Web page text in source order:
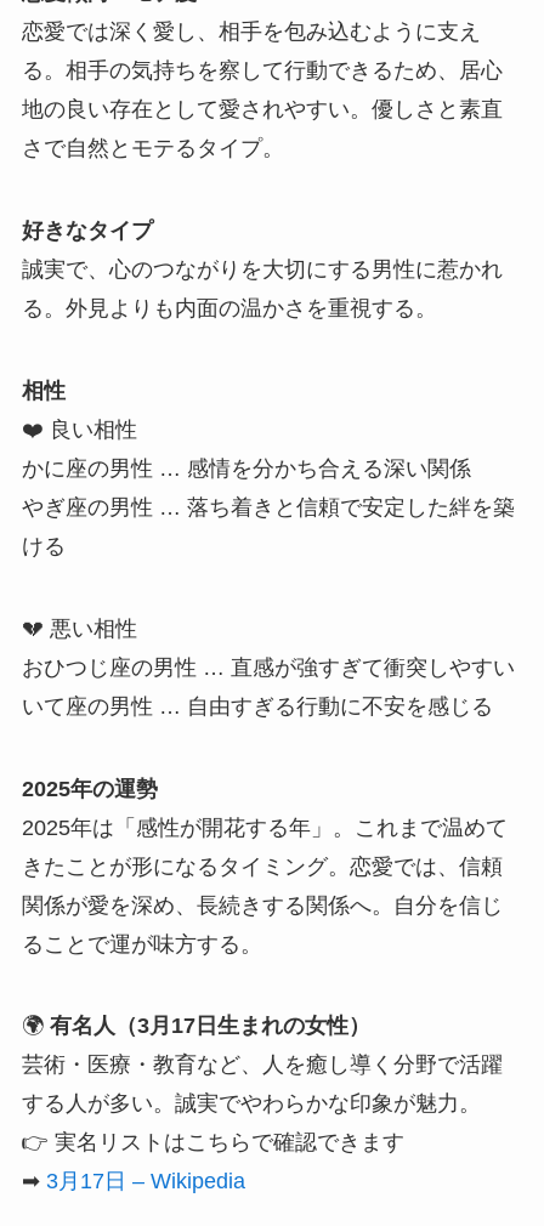
恋愛では深く愛し、相手を包み込むように支え
る。相手の気持ちを察して行動できるため、居心
地の良い存在として愛されやすい。優しさと素直
さで自然とモテるタイプ。
好きなタイプ
誠実で、心のつながりを大切にする男性に惹かれ
る。外見よりも内面の温かさを重視する。
相性
❤️ 良い相性
かに座の男性 … 感情を分かち合える深い関係
やぎ座の男性 … 落ち着きと信頼で安定した絆を築
ける
💔 悪い相性
おひつじ座の男性 … 直感が強すぎて衝突しやすい
いて座の男性 … 自由すぎる行動に不安を感じる
2025年の運勢
2025年は「感性が開花する年」。これまで温めて
きたことが形になるタイミング。恋愛では、信頼
関係が愛を深め、長続きする関係へ。自分を信じ
ることで運が味方する。
🌍 有名人（3月17日生まれの女性）
芸術・医療・教育など、人を癒し導く分野で活躍
する人が多い。誠実でやわらかな印象が魅力。
👉 実名リストはこちらで確認できます
➡ 3月17日 – Wikipedia